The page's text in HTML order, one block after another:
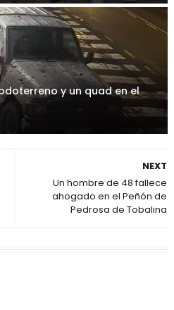
y un quad en el
NEXT
Un hombre de 48 fallece
ahogado en el Peñón de
Pedrosa de Tobalina